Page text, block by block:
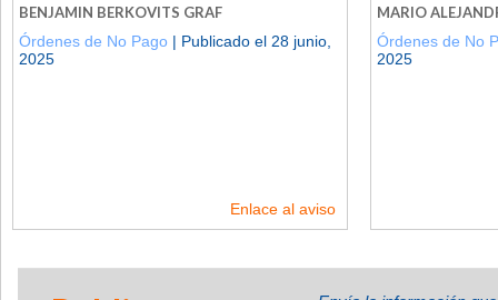
BENJAMIN BERKOVITS GRAF
Órdenes de No Pago | Publicado el 28 junio,
2025
Enlace al aviso
MARIO
Órdenes de No
2025